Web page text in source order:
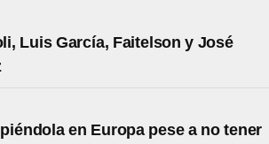
Luis García, Faitelson y José
en Europa pese a no tener